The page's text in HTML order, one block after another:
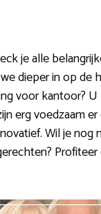
je alle
dieper in op de
voor kantoor?
erg voedzaam
Wil je nog